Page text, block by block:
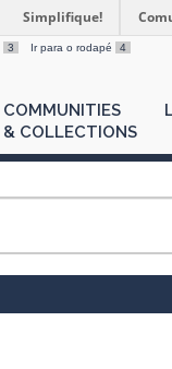
Simplifique!
3 Ir para o rodapé 4
COMMUNITIES
& COLLECTIONS